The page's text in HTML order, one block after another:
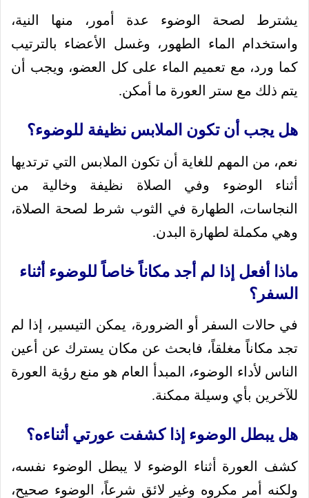
يشترط لصحة الوضوء عدة أمور، منها النية،
واستخدام الماء الطهور، وغسل الأعضاء بالترتيب
كما ورد، مع تعميم الماء على كل العضو، ويجب أن
يتم ذلك مع ستر العورة ما أمكن.
هل يجب أن تكون الملابس نظيفة للوضوء؟
نعم، من المهم للغاية أن تكون الملابس التي ترتديها
أثناء الوضوء وفي الصلاة نظيفة وخالية من
النجاسات، الطهارة في الثوب شرط لصحة الصلاة،
وهي مكملة لطهارة البدن.
ماذا أفعل إذا لم أجد مكاناً خاصاً للوضوء أثناء
السفر؟
في حالات السفر أو الضرورة، يمكن التيسير، إذا لم
تجد مكاناً مغلقاً، فابحث عن مكان يسترك عن أعين
الناس لأداء الوضوء، المبدأ العام هو منع رؤية العورة
للآخرين بأي وسيلة ممكنة.
هل يبطل الوضوء إذا كشفت عورتي أثناءه؟
كشف العورة أثناء الوضوء لا يبطل الوضوء نفسه،
ولكنه أمر مكروه وغير لائق شرعاً، الوضوء صحيح،